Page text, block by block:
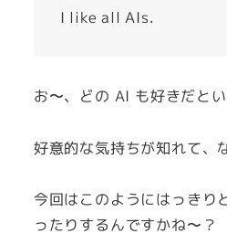
I like all AIs.
お〜、どの AI も好きだと
好意的な気持ちが知れて、
今回はこのようにはっきり
ったりするんですかね〜？